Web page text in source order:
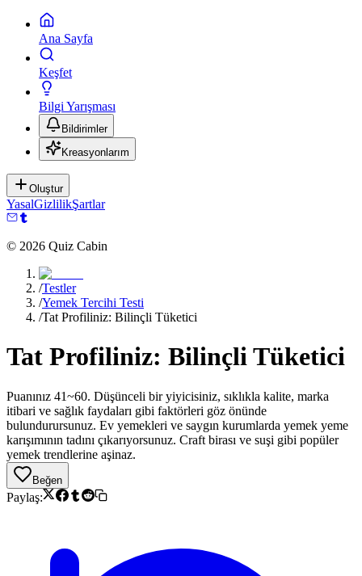
Ana Sayfa
Keşfet
Bilgi Yarışması
Bildirimler
Kreasyonlarım
Oluştur
YasalGizlilikŞartlar
© 2026 Quiz Cabin
/Testler
/Yemek Tercihi Testi
/Tat Profiliniz: Bilinçli Tüketici
Tat Profiliniz: Bilinçli Tüketici
Puanınız 41~60. Düşünceli bir yiyicisiniz, sıklıkla kalite, marka
itibari ve sağlık faydaları gibi faktörleri göz önünde
bulundurursunuz. Ev yemekleri ve saygın kurumlarda yemek yeme
karışımının tadını çıkarıyorsunuz. Craft birası ve suşi gibi popüler
yemek trendlerine aşinaz.
Beğen
Paylaş: